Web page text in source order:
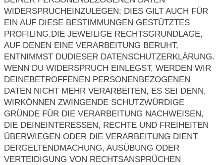
WIDERSPRUCHEINZULEGEN; DIES GILT AUCH FÜR
EIN AUF DIESE BESTIMMUNGEN GESTÜTZTES
PROFILING.DIE JEWEILIGE RECHTSGRUNDLAGE,
AUF DENEN EINE VERARBEITUNG BERUHT,
ENTNIMMST DUDIESER DATENSCHUTZERKLÄRUNG.
WENN DU WIDERSPRUCH EINLEGST, WERDEN WIR
DEINEBETROFFENEN PERSONENBEZOGENEN
DATEN NICHT MEHR VERARBEITEN, ES SEI DENN,
WIRKÖNNEN ZWINGENDE SCHUTZWÜRDIGE
GRÜNDE FÜR DIE VERARBEITUNG NACHWEISEN,
DIE DEINEINTERESSEN, RECHTE UND FREIHEITEN
ÜBERWIEGEN ODER DIE VERARBEITUNG DIENT
DERGELTENDMACHUNG, AUSÜBUNG ODER
VERTEIDIGUNG VON RECHTSANSPRÜCHEN